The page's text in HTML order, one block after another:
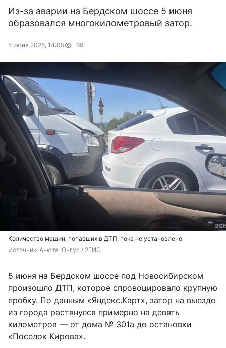
Из-за аварии на Бердском шоссе 5 июня
образовался многокилометровый затор.
5 июня 2026, 14:05 69
Количество машин, попавших в ДТП, пока не установлено
Источник: Анюта Юнгус / 2ГИС
5 июня на Бердском шоссе под Новосибирском
произошло ДТП, которое спровоцировало крупную
пробку. По данным «Яндекс.Карт», затор на выезде
из города растянулся примерно на девять
километров — от дома № 301а до остановки
«Поселок Кирова».